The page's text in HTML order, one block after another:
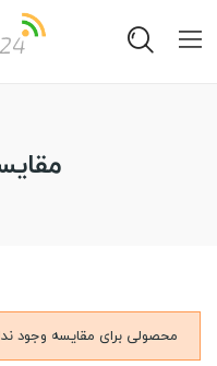
محصولی برای مقایسه وجود